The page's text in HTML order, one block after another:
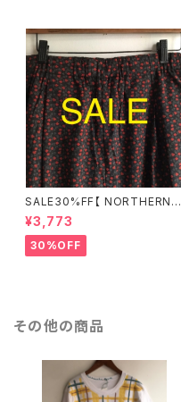
SALE30%FF【 NORTHERN T
RUCK 】綿100% フラワープリ
ントワイドパンツ ブラック×レッ
ド Mサイズ NCBS6184【ノーザ
ントラック】
¥3,773
30%OFF
その他の商品